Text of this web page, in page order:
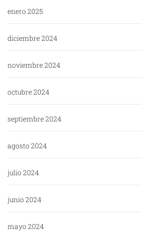
enero 2025
diciembre 2024
noviembre 2024
octubre 2024
septiembre 2024
agosto 2024
julio 2024
junio 2024
mayo 2024